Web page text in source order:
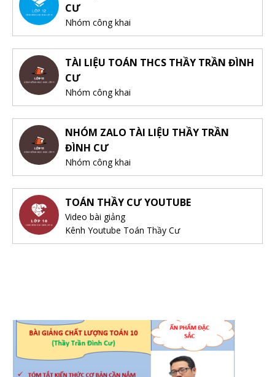
CƯ
Nhóm công khai
TÀI LIỆU TOÁN THCS THẦY TRẦN ĐÌNH
CƯ
Nhóm công khai
NHÓM ZALO TÀI LIỆU THẦY TRẦN
ĐÌNH CƯ
Nhóm công khai
TOÁN THẦY CƯ YOUTUBE
Video bài giảng
Kênh Youtube Toán Thầy Cư